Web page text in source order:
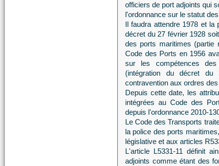
officiers de port adjoints qui
l'ordonnance sur le statut
Il faudra attendre 1978 et
décret du 27 février 1928
des ports maritimes (partie
Code des Ports en 1956
sur les compétences
(intégration du décret
contravention aux ordres
Depuis cette date, les
intégrées au Code des
depuis l'ordonnance 2010-
Le Code des Transports
la police des ports
législative et aux articles
L'article L5331-11 définit
adjoints comme étant des